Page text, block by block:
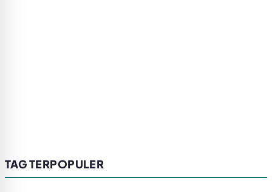
TAG TERPOPULER